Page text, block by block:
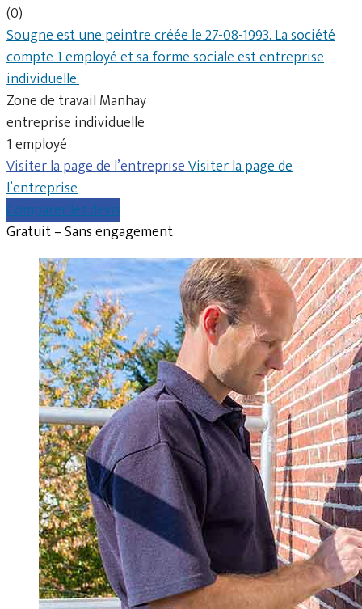
(0)
Sougne est une peintre créée le 27-08-1993. La société
compte 1 employé et sa forme sociale est entreprise
individuelle.
Zone de travail Manhay
entreprise individuelle
1 employé
Visiter la page de l’entrepriseVisiter la page de
l’entreprise
Comparer les devis
Gratuit – Sans engagement